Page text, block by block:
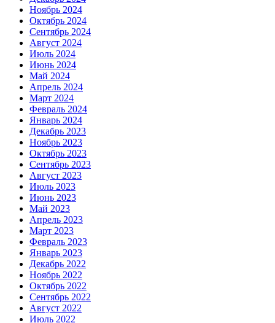
Ноябрь 2024
Октябрь 2024
Сентябрь 2024
Август 2024
Июль 2024
Июнь 2024
Май 2024
Апрель 2024
Март 2024
Февраль 2024
Январь 2024
Декабрь 2023
Ноябрь 2023
Октябрь 2023
Сентябрь 2023
Август 2023
Июль 2023
Июнь 2023
Май 2023
Апрель 2023
Март 2023
Февраль 2023
Январь 2023
Декабрь 2022
Ноябрь 2022
Октябрь 2022
Сентябрь 2022
Август 2022
Июль 2022